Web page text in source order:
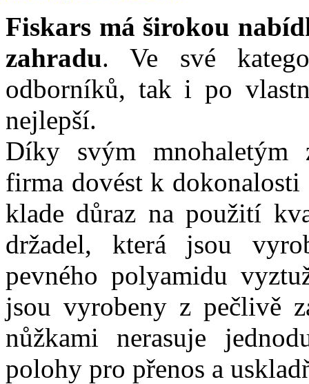
Fiskars má širokou
zahradu. Ve své
odborníků, tak i po
nejlepší.
Díky svým mnohaletým
firma dovést k
klade důraz na použití
držadel, která jsou
pevného polyamidu
jsou vyrobeny z pečlivě
nůžkami nerasuje
polohy pro přenos a